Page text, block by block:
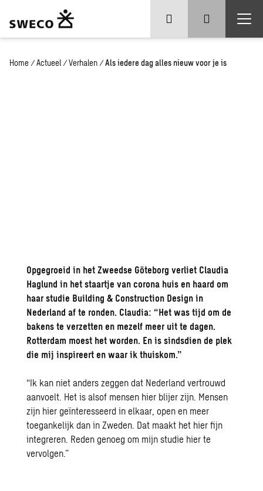
Home / Actueel / Verhalen / Als iedere dag alles nieuw voor je is
Opgegroeid in het Zweedse Göteborg verliet Claudia
Haglund in het staartje van corona huis en haard om
haar studie Building & Construction Design in
Nederland af te ronden. Claudia: “Het was tijd om de
bakens te verzetten en mezelf meer uit te dagen.
Rotterdam moest het worden. En is sindsdien de plek
die mij inspireert en waar ik thuiskom.”
“Ik kan niet anders zeggen dat Nederland vertrouwd
aanvoelt. Het is alsof mensen hier blijer zijn. Mensen
zijn hier geïnteresseerd in elkaar, open en meer
toegankelijk dan in Zweden. Dat maakt het hier fijn
integreren. Reden genoeg om mijn studie hier te
vervolgen.”